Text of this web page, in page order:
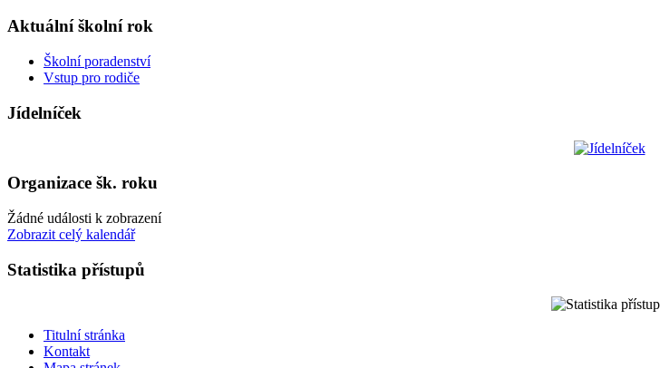
Aktuální školní rok
Školní poradenství
Vstup pro rodiče
Jídelníček
Organizace šk. roku
Žádné události k zobrazení
Zobrazit celý kalendář
Statistika přístupů
Titulní stránka
Kontakt